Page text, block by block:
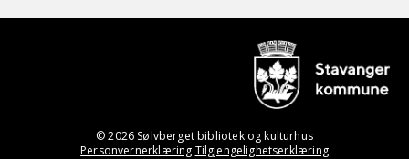
© 2026 Sølvberget bibliotek og kulturhus
Personvernerklæring Tilgjengelighetserklæring